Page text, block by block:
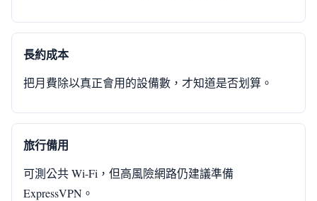
長約成本
把月費除以真正會用的設備數，才知道是否划算。
旅行備用
可測公共 Wi-Fi，但高風險網路仍建議準備
ExpressVPN。